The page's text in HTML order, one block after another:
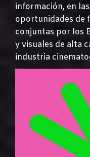
información, en
oportunidades de
conjuntas por los
y visuales de alta
industria